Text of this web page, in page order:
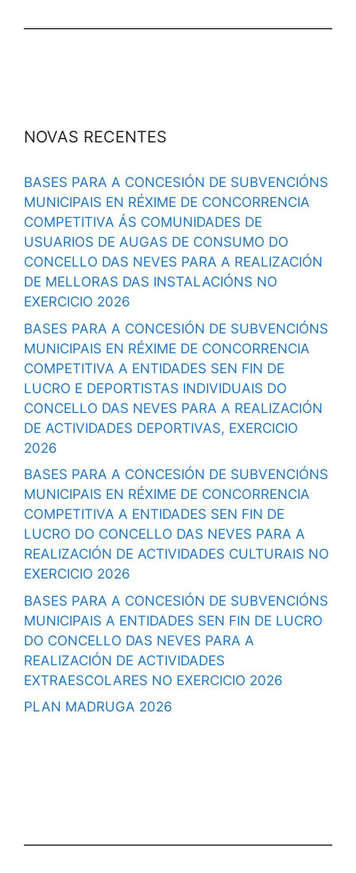
NOVAS RECENTES
BASES PARA A CONCESIÓN DE SUBVENCIÓNS
MUNICIPAIS EN RÉXIME DE CONCORRENCIA
COMPETITIVA ÁS COMUNIDADES DE
USUARIOS DE AUGAS DE CONSUMO DO
CONCELLO DAS NEVES PARA A REALIZACIÓN
DE MELLORAS DAS INSTALACIÓNS NO
EXERCICIO 2026
BASES PARA A CONCESIÓN DE SUBVENCIÓNS
MUNICIPAIS EN RÉXIME DE CONCORRENCIA
COMPETITIVA A ENTIDADES SEN FIN DE
LUCRO E DEPORTISTAS INDIVIDUAIS DO
CONCELLO DAS NEVES PARA A REALIZACIÓN
DE ACTIVIDADES DEPORTIVAS, EXERCICIO
2026
BASES PARA A CONCESIÓN DE SUBVENCIÓNS
MUNICIPAIS EN RÉXIME DE CONCORRENCIA
COMPETITIVA A ENTIDADES SEN FIN DE
LUCRO DO CONCELLO DAS NEVES PARA A
REALIZACIÓN DE ACTIVIDADES CULTURAIS NO
EXERCICIO 2026
BASES PARA A CONCESIÓN DE SUBVENCIÓNS
MUNICIPAIS A ENTIDADES SEN FIN DE LUCRO
DO CONCELLO DAS NEVES PARA A
REALIZACIÓN DE ACTIVIDADES
EXTRAESCOLARES NO EXERCICIO 2026
PLAN MADRUGA 2026